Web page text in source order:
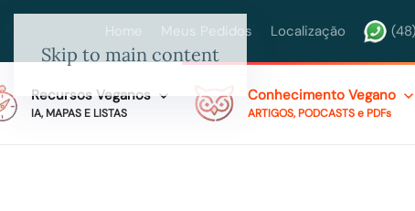
Skip to main content
Home Meus Pedidos Localização
Recursos Veganos
IA, MAPAS E LISTAS
Conhecimento Vegano
ARTIGOS, PODCASTS e PDFs